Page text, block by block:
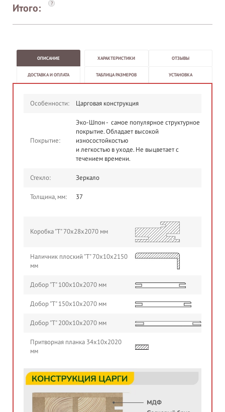
Итого: ?
ОПИСАНИЕ ХАРАКТЕРИСТИКИ ОТЗЫВЫ
ДОСТАВКА И ОПЛАТА ТАБЛИЦА РАЗМЕРОВ УСТАНОВКА
Особенности: Царговая конструкция
Покрытие:
Эко-Шпон - самое популярное структурное
покрытие. Обладает высокой
износостойкостью
и легкостью в уходе. Не выцветает с
течением времени.
Стекло: Зеркало
Толщина, мм: 37
Коробка "Т" 70х28х2070 мм
Наличник плоский "Т" 70х10х2150
мм
Добор "Т" 100х10х2070 мм
Добор "Т" 150х10х2070 мм
Добор "Т" 200х10х2070 мм
Притворная планка 34х10х2020
мм